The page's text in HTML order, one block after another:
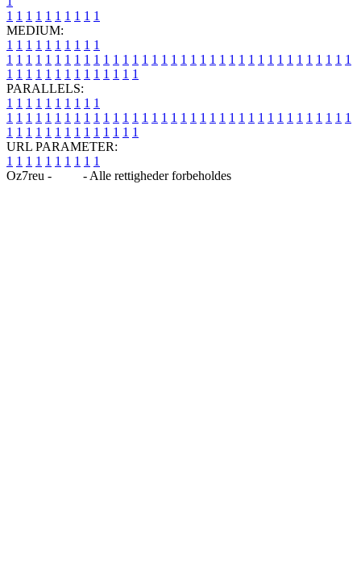
1 1 1 1 1 1 1 1 1 1
MEDIUM:
1 1 1 1 1 1 1 1 1 1
1 1 1 1 1 1 1 1 1 1 1 1 1 1 1 1 1 1 1 1 1 1 1 1 1 1 1 1 1 1 1 1 1 1 1 1
1 1 1 1 1 1 1 1 1 1 1 1 1 1
PARALLELS:
1 1 1 1 1 1 1 1 1 1
1 1 1 1 1 1 1 1 1 1 1 1 1 1 1 1 1 1 1 1 1 1 1 1 1 1 1 1 1 1 1 1 1 1 1 1
1 1 1 1 1 1 1 1 1 1 1 1 1 1
URL PARAMETER:
1 1 1 1 1 1 1 1 1 1
Oz7reu -
- Alle rettigheder forbeholdes